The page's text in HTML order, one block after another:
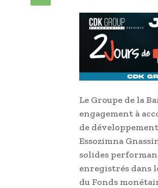
Le Groupe de la
engagement à
de
Essozimna
solides
enregistrés dans
du Fonds